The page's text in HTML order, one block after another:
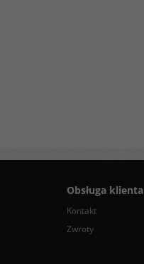
Obsługa klienta
Kontakt
Zwroty